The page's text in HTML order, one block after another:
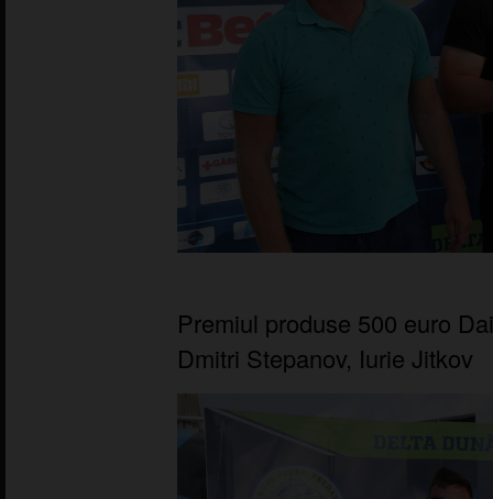
Premiul produse 500 euro
Dmitri Stepanov, Iurie Jitkov